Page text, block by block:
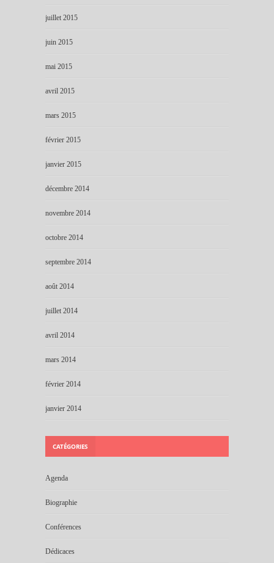
juillet 2015
juin 2015
mai 2015
avril 2015
mars 2015
février 2015
janvier 2015
décembre 2014
novembre 2014
octobre 2014
septembre 2014
août 2014
juillet 2014
avril 2014
mars 2014
février 2014
janvier 2014
CATÉGORIES
Agenda
Biographie
Conférences
Dédicaces